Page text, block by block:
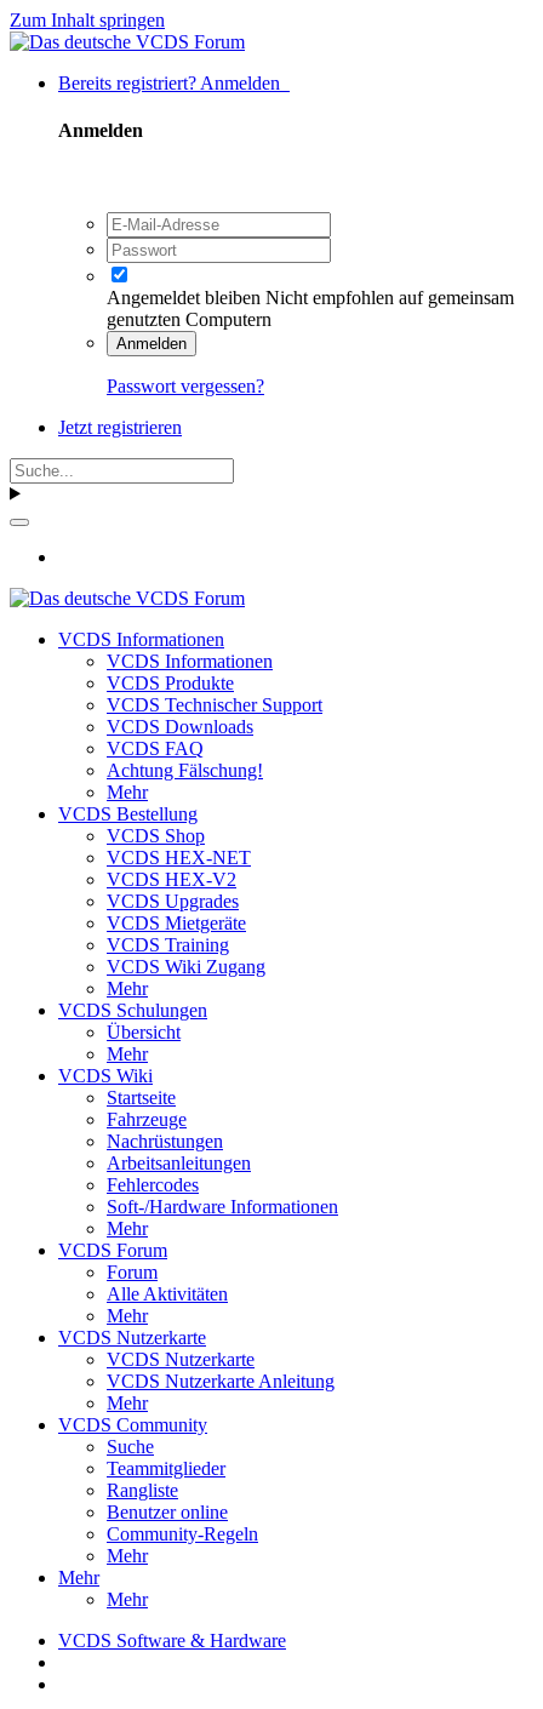
Zum Inhalt springen
Bereits registriert? Anmelden
Anmelden
Angemeldet bleiben Nicht empfohlen auf gemeinsam
genutzten Computern
Anmelden
Passwort vergessen?
Jetzt registrieren
VCDS Informationen
VCDS Informationen
VCDS Produkte
VCDS Technischer Support
VCDS Downloads
VCDS FAQ
Achtung Fälschung!
Mehr
VCDS Bestellung
VCDS Shop
VCDS HEX-NET
VCDS HEX-V2
VCDS Upgrades
VCDS Mietgeräte
VCDS Training
VCDS Wiki Zugang
Mehr
VCDS Schulungen
Übersicht
Mehr
VCDS Wiki
Startseite
Fahrzeuge
Nachrüstungen
Arbeitsanleitungen
Fehlercodes
Soft-/Hardware Informationen
Mehr
VCDS Forum
Forum
Alle Aktivitäten
Mehr
VCDS Nutzerkarte
VCDS Nutzerkarte
VCDS Nutzerkarte Anleitung
Mehr
VCDS Community
Suche
Teammitglieder
Rangliste
Benutzer online
Community-Regeln
Mehr
Mehr
Mehr
VCDS Software & Hardware